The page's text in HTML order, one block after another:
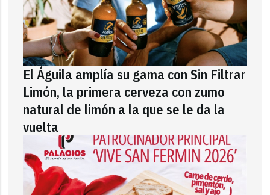
El Águila amplía su gama con Sin Filtrar
Limón, la primera cerveza con zumo
natural de limón a la que se le da la
vuelta